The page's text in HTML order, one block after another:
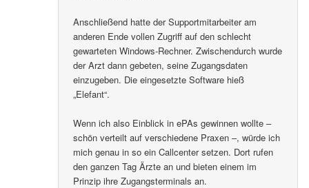
Anschließend hatte der Supportmitarbeiter am
anderen Ende vollen Zugriff auf den schlecht
gewarteten Windows-Rechner. Zwischendurch wurde
der Arzt dann gebeten, seine Zugangsdaten
einzugeben. Die eingesetzte Software hieß
„Elefant“.
Wenn ich also Einblick in ePAs gewinnen wollte –
schön verteilt auf verschiedene Praxen –, würde ich
mich genau in so ein Callcenter setzen. Dort rufen
den ganzen Tag Ärzte an und bieten einem im
Prinzip ihre Zugangsterminals an.